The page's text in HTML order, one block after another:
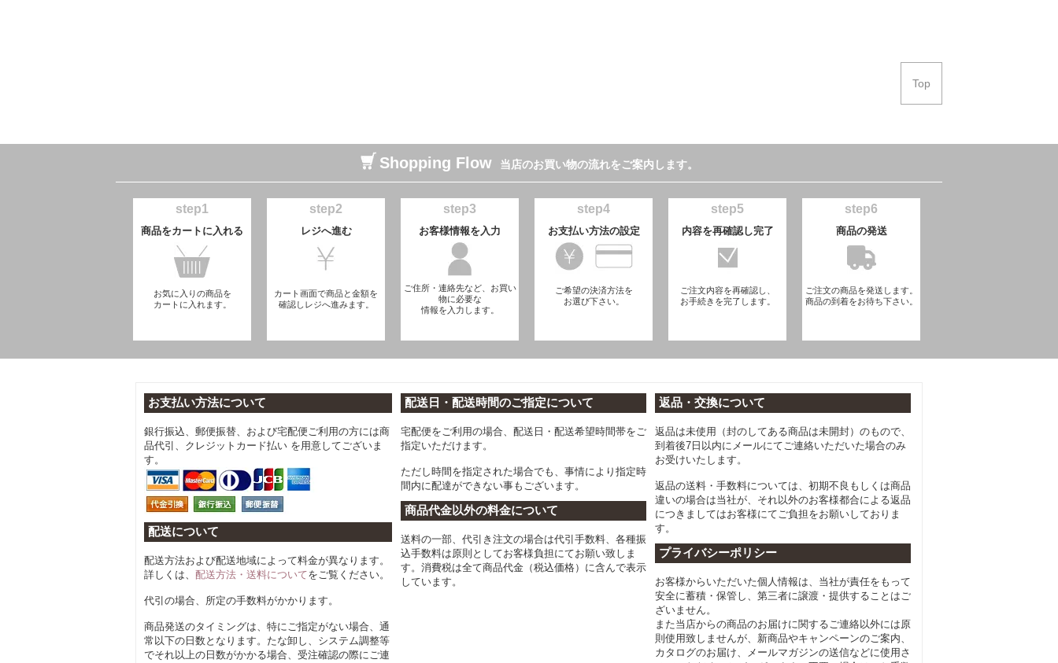
Top
Shopping Flow 当店のお買い物の流れをご案内します。
step1
商品をカートに入れる
お気に入りの商品を
カートに入れます。
step2
レジへ進む
カート画面で商品と金額を
確認しレジへ進みます。
step3
お客様情報を入力
ご住所・連絡先など、お買い
物に必要な
情報を入力します。
step4
お支払い方法の設定
ご希望の決済方法を
お選び下さい。
step5
内容を再確認し完了
ご注文内容を再確認し、
お手続きを完了します。
step6
商品の発送
ご注文の商品を発送します。
商品の到着をお待ち下さい。
お支払い方法について
銀行振込、郵便振替、および宅配便ご利用の方には商
品代引、クレジットカード払い を用意してございま
す。
配送について
配送方法および配送地域によって料金が異なります。
詳しくは、 配送方法・送料についてをご覧ください。
代引の場合、所定の手数料がかかります。
商品発送のタイミングは、特にご指定がない場合、通
常以下の日数となります。たな卸し、システム調整等
でそれ以上の日数がかかる場合、受注確認の際にご連
配送日・配送時間のご指定について
宅配便をご利用の場合、配送日・配送希望時間帯をご
指定いただけます。
ただし時間を指定された場合でも、事情により指定時
間内に配達ができない事もございます。
商品代金以外の料金について
送料の一部、代引き注文の場合は代引手数料、各種振
込手数料は原則としてお客様負担にてお願い致しま
す。消費税は全て商品代金（税込価格）に含んで表示
しています。
返品・交換について
返品は未使用（封のしてある商品は未開封）のもので、
到着後7日以内にメールにてご連絡いただいた場合のみ
お受けいたします。
返品の送料・手数料については、初期不良もしくは商品
違いの場合は当社が、それ以外のお客様都合による返品
につきましてはお客様にてご負担をお願いしておりま
す。
プライバシーポリシー
お客様からいただいた個人情報は、当社が責任をもって
安全に蓄積・保管し、第三者に譲渡・提供することはご
ざいません。
また当店からの商品のお届けに関するご連絡以外には原
則使用致しませんが、新商品やキャンペーンのご案内、
カタログのお届け、メールマガジンの送信などに使用さ